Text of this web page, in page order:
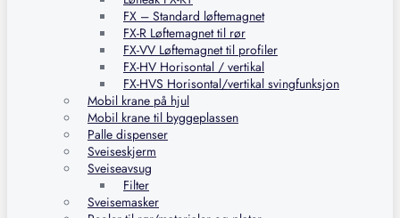
FX – Standard løftemagnet
FX-R Løftemagnet til rør
FX-VV Løftemagnet til profiler
FX-HV Horisontal / vertikal
FX-HVS Horisontal/vertikal svingfunksjon
Mobil krane på hjul
Mobil krane til byggeplassen
Palle dispenser
Sveiseskjerm
Sveiseavsug
Filter
Sveisemasker